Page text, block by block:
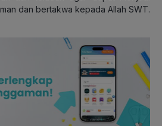
dan bertakwa kepada Allah SWT.